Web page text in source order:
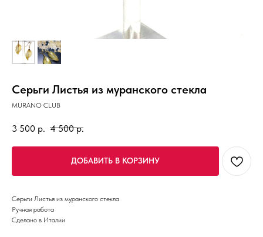
Серьги Листья из муранского стекла
MURANO CLUB
3 500 р. 4 500 р.
ДОБАВИТЬ В КОРЗИНУ
Серьги Листья из муранского стекла
Ручная работа
Сделано в Италии